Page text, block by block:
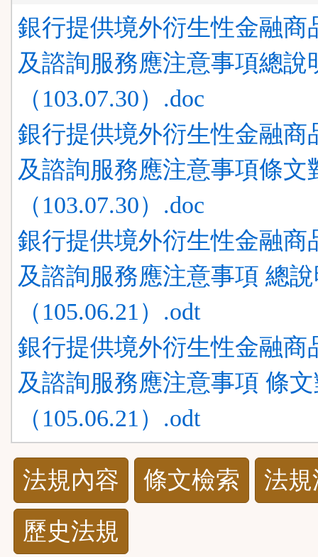
銀行提供境外衍生性金融商
及諮詢服務應注意事項總說
（103.07.30）.doc
銀行提供境外衍生性金融商
及諮詢服務應注意事項條文
（103.07.30）.doc
銀行提供境外衍生性金融商
及諮詢服務應注意事項 總
（105.06.21）.odt
銀行提供境外衍生性金融商
及諮詢服務應注意事項 條
（105.06.21）.odt
法
規
功
法規內容 條文檢索
法
歷史法規